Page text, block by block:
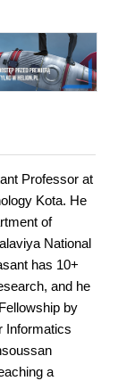
Professor at
Kota. He
of
National
has 10+
and he
by
Informatics
a